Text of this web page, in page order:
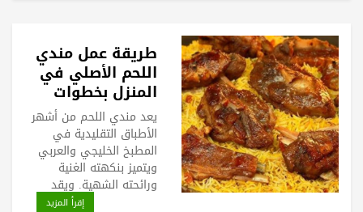
طريقة عمل مندي
اللحم الأصلي في
المنزل بخطوات
سهلة
يعد مندي اللحم من أشهر
الأطباق التقليدية في
المطبخ الخليجي والعربي
ويتميز بنكهته الغنية
ورائحته الشهية. ويقد
إقرأ المزيد